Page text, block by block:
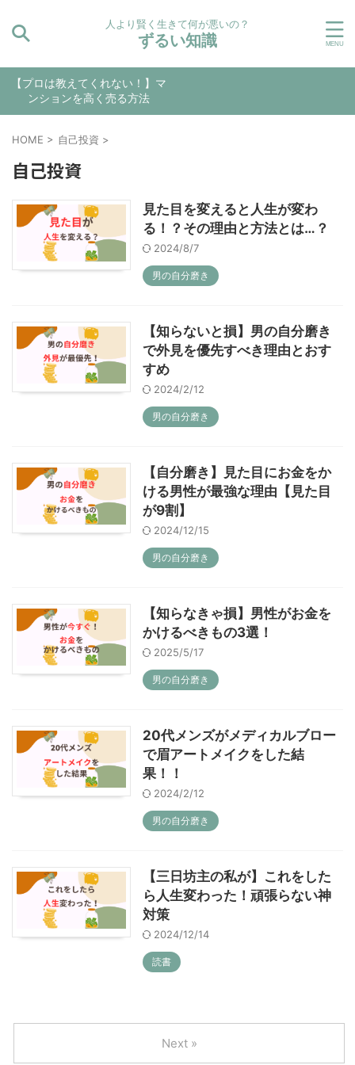
人より賢く生きて何が悪いの？
ずるい知識
【プロは教えてくれない！】マ
ンションを高く売る方法
HOME > 自己投資 >
自己投資
見た目を変えると人生が変わ
る！？その理由と方法とは…？
2024/8/7
男の自分磨き
【知らないと損】男の自分磨き
で外見を優先すべき理由とおす
すめ
2024/2/12
男の自分磨き
【自分磨き】見た目にお金をか
ける男性が最強な理由【見た目
が9割】
2024/12/15
男の自分磨き
【知らなきゃ損】男性がお金を
かけるべきもの3選！
2025/5/17
男の自分磨き
20代メンズがメディカルブロー
で眉アートメイクをした結
果！！
2024/2/12
男の自分磨き
【三日坊主の私が】これをした
ら人生変わった！頑張らない神
対策
2024/12/14
読書
Next »